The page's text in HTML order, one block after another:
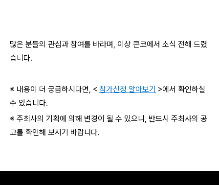
많은 분들의 관심과 참여를 바라며, 이상 콘코에서 소식 전해 드렸
습니다.
※ 내용이 더 궁금하시다면, < 참가신청 알아보기 >에서 확인하실
수 있습니다.
※ 주최사의 기획에 의해 변경이 될 수 있으니, 반드시 주최사의 공
고를 확인해 보시기 바랍니다.